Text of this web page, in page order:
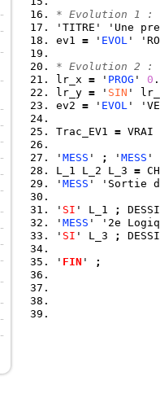
* Evolution 1 :
'TITRE' 'Une
ev1 = ' EVOL '
* Evolution 2 :
lr_x = ' PROG ' 0
lr_y = ' SIN '
ev2 = ' EVOL '
Trac_EV1 = VRAI
' MESS ' ; ' MESS '
L_1 L_2 L_3 =
' MESS ' 'Sortie
' SI ' L_1 ;
' MESS ' '2e
' SI ' L_3 ;
' FIN ' ;